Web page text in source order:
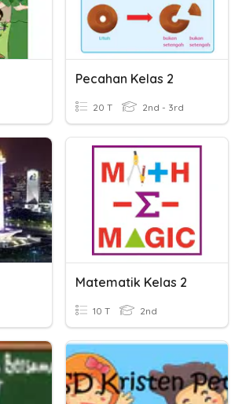
Pecahan Kelas 2
20 T 2nd - 3rd
Matematik Kelas 2
10 T 2nd